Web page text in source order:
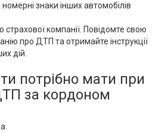
знаки інших автомобілів
страхової компанії. Повідомте свою
про ДТП та отримайте інструкції
дій.
потрібно мати при
за кордоном